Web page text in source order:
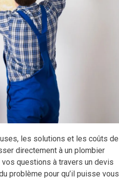
les solutions et les coûts de
directement à un plombier
questions à travers un devis
problème pour qu’il puisse vous